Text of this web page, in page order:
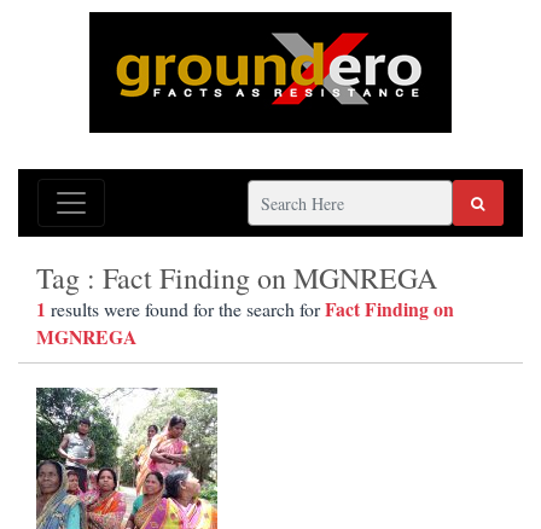
Tag : Fact Finding on MGNREGA
1 results were found for the search forFact Finding on
MGNREGA